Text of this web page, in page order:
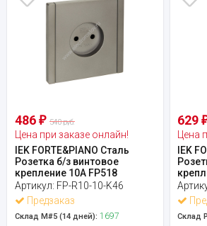
486 ₽ 540 руб.
Цена при заказе онлайн!
IEK FORTE&PIANO Сталь
Розетка б/з винтовое
крепление 10А FP518
Артикул: FP-R10-10-K46
Предзаказ
Склад М#5 (14 дней): 1697
629
Цена
IEK
Склад